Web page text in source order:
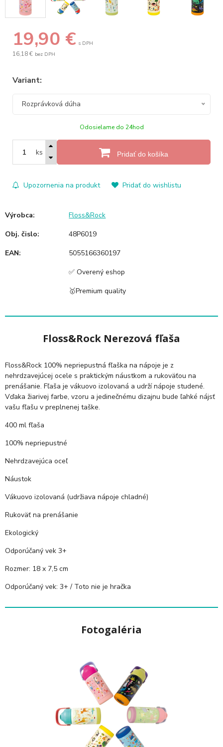
19,90 € s DPH
16,18 € bez DPH
Variant:
Rozprávková dúha
Odosielame do 24hod
ks Pridať do košíka
Upozornenia na produkt Pridať do wishlistu
Výrobca:
Floss&Rock
Obj. čislo:
48P6019
EAN:
5055166360197
✅ Overený eshop
🥇Premium quality
Floss&Rock Nerezová fľaša
Floss&Rock 100% nepriepustná fľaška na nápoje je z
nehrdzavejúcej ocele s praktickým náustkom a rukoväťou na
prenášanie. Fľaša je vákuovo izolovaná a udrží nápoje studené.
Vďaka žiarivej farbe, vzoru a jedinečnému dizajnu bude ľahké nájsť
vašu fľašu v preplnenej taške.
400 ml fľaša
100% nepriepustné
Nehrdzavejúca oceľ
Náustok
Vákuovo izolovaná (udržiava nápoje chladné)
Rukoväť na prenášanie
Ekologický
Odporúčaný vek 3+
Rozmer: 18 x 7,5 cm
Odporúčaný vek: 3+ / Toto nie je hračka
Fotogaléria